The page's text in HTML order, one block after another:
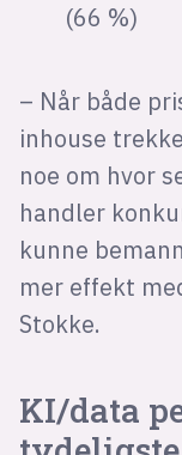
(66 %)
– Når både
inhouse
noe om hvor
handler
kunne
mer effekt
Stokke.
KI/data